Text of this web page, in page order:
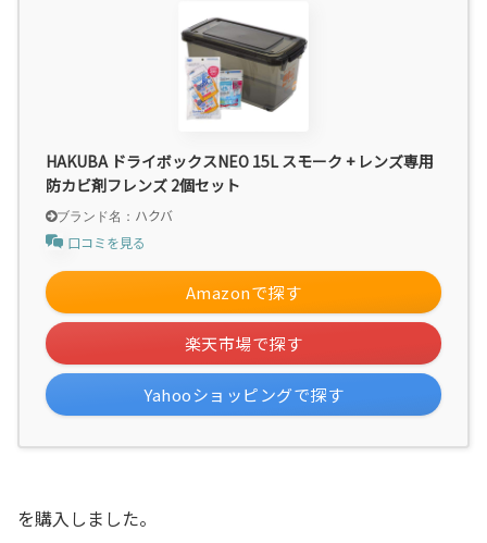
HAKUBA ドライボックスNEO 15L スモーク + レンズ専用
防カビ剤フレンズ 2個セット
ハクバ
口コミを見る
Amazonで探す
楽天市場で探す
Yahooショッピングで探す
を購入しました。